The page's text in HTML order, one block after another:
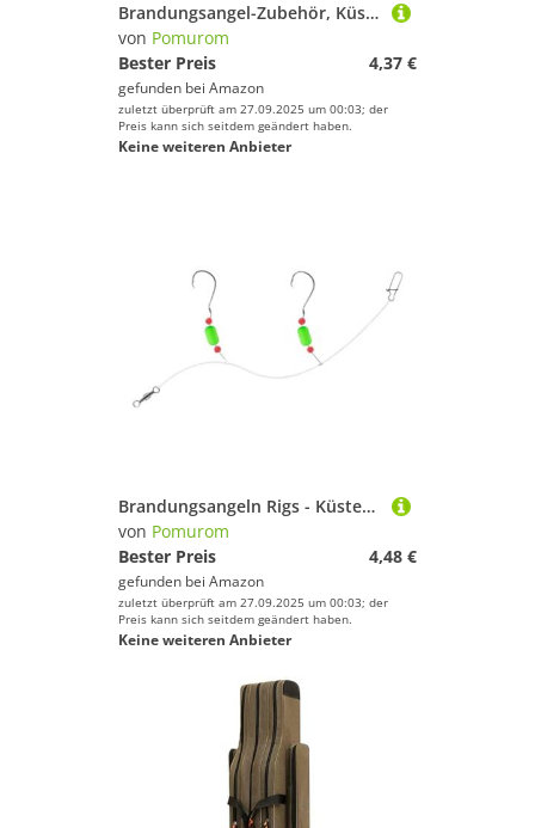
Brandungsangel-Zubehör, Küstenfischerei Ausrüstung, Komplettset Mit Haken Für Schnapper Forellenbarsch Plattfisch Wels Barsch Süßwasser Salzwasser
von Pomurom
Bester Preis
4,37 €
gefunden bei Amazon
zuletzt überprüft am 27.09.2025 um 00:03; der
Preis kann sich seitdem geändert haben.
Keine weiteren Anbieter
Brandungsangeln Rigs - Küstenfischerei Ausrüstung,Komplettset Mit Haken Für Schnapper Forellenbarsch Plattfisch Wels Barsch Süßwasser Salzwasser
von Pomurom
Bester Preis
4,48 €
gefunden bei Amazon
zuletzt überprüft am 27.09.2025 um 00:03; der
Preis kann sich seitdem geändert haben.
Keine weiteren Anbieter